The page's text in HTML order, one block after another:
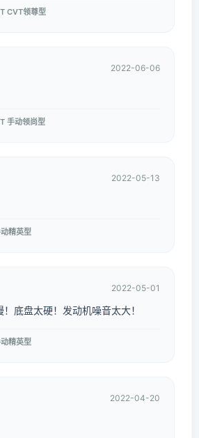
CVT领尊型
2022-06-06
手动领尚型
2022-05-13
精英型
2022-05-01
底盘太硬！发动机噪音太大！
精英型
2022-04-20